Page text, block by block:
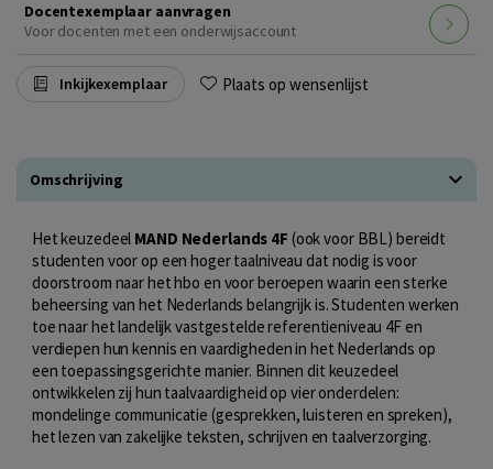
Docentexemplaar aanvragen
Voor docenten met een onderwijsaccount
Inkijkexemplaar Plaats op wensenlijst
Omschrijving
Het keuzedeel MAND Nederlands 4F (ook voor BBL) bereidt
studenten voor op een hoger taalniveau dat nodig is voor
doorstroom naar het hbo en voor beroepen waarin een sterke
beheersing van het Nederlands belangrijk is. Studenten werken
toe naar het landelijk vastgestelde referentieniveau 4F en
verdiepen hun kennis en vaardigheden in het Nederlands op
een toepassingsgerichte manier. Binnen dit keuzedeel
ontwikkelen zij hun taalvaardigheid op vier onderdelen:
mondelinge communicatie (gesprekken, luisteren en spreken),
het lezen van zakelijke teksten, schrijven en taalverzorging.